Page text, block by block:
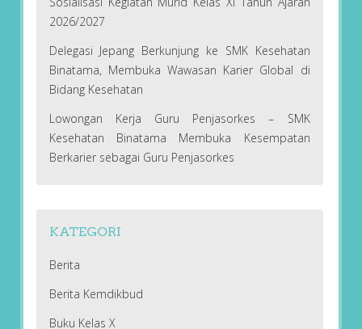
2026/2027
Delegasi Jepang Berkunjung ke SMK Kesehatan
Binatama, Membuka Wawasan Karier Global di
Bidang Kesehatan
Lowongan Kerja Guru Penjasorkes – SMK
Kesehatan Binatama Membuka Kesempatan
Berkarier sebagai Guru Penjasorkes
KATEGORI
Berita
Berita Kemdikbud
Buku Kelas X